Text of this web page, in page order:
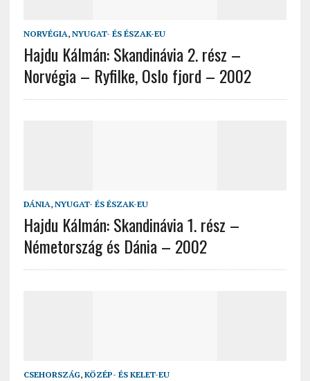
NORVÉGIA, NYUGAT- ÉS ÉSZAK-EU
Hajdu Kálmán: Skandinávia 2. rész –
Norvégia – Ryfilke, Oslo fjord – 2002
DÁNIA, NYUGAT- ÉS ÉSZAK-EU
Hajdu Kálmán: Skandinávia 1. rész –
Németország és Dánia – 2002
CSEHORSZÁG, KÖZÉP- ÉS KELET-EU